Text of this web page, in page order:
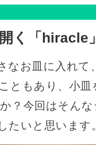
く「hiracle
なお皿に入れて
ともあり、小皿
？今回はそん
たいと思います